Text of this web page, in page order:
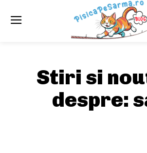
Stiri si
despre: